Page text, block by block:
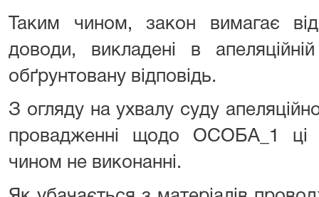
Таким чином, закон вимагає
доводи, викладені в
обґрунтовану відповідь.
З огляду на ухвалу суду
провадженні щодо ОСОБА_1 ці
чином не виконанні.